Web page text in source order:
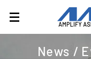
News /